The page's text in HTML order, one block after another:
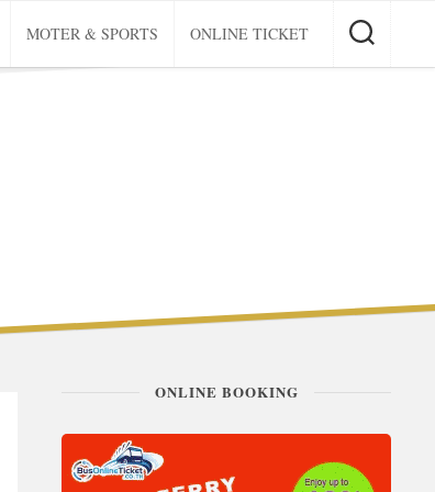
MOTER & SPORTS ONLINE TICKET
ONLINE BOOKING